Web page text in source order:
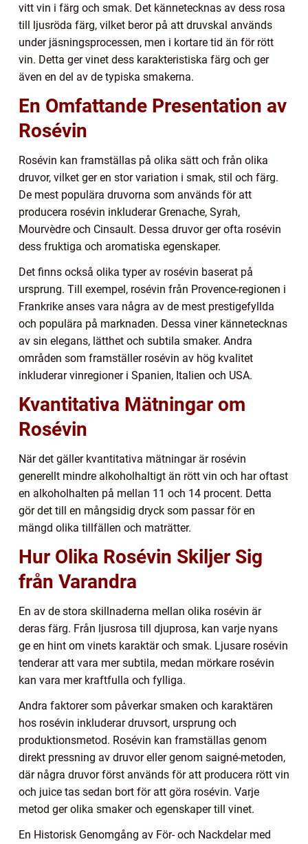
vitt vin i färg och smak. Det kännetecknas av dess rosa
till ljusröda färg, vilket beror på att druvskal används
under jäsningsprocessen, men i kortare tid än för rött
vin. Detta ger vinet dess karakteristiska färg och ger
även en del av de typiska smakerna.
En Omfattande Presentation av
Rosévin
Rosévin kan framställas på olika sätt och från olika
druvor, vilket ger en stor variation i smak, stil och färg.
De mest populära druvorna som används för att
producera rosévin inkluderar Grenache, Syrah,
Mourvèdre och Cinsault. Dessa druvor ger ofta rosévin
dess fruktiga och aromatiska egenskaper.
Det finns också olika typer av rosévin baserat på
ursprung. Till exempel, rosévin från Provence-regionen i
Frankrike anses vara några av de mest prestigefyllda
och populära på marknaden. Dessa viner kännetecknas
av sin elegans, lätthet och subtila smaker. Andra
områden som framställer rosévin av hög kvalitet
inkluderar vinregioner i Spanien, Italien och USA.
Kvantitativa Mätningar om
Rosévin
När det gäller kvantitativa mätningar är rosévin
generellt mindre alkoholhaltigt än rött vin och har oftast
en alkoholhalten på mellan 11 och 14 procent. Detta
gör det till en mångsidig dryck som passar för en
mängd olika tillfällen och maträtter.
Hur Olika Rosévin Skiljer Sig
från Varandra
En av de stora skillnaderna mellan olika rosévin är
deras färg. Från ljusrosa till djuprosa, kan varje nyans
ge en hint om vinets karaktär och smak. Ljusare rosévin
tenderar att vara mer subtila, medan mörkare rosévin
kan vara mer kraftfulla och fylliga.
Andra faktorer som påverkar smaken och karaktären
hos rosévin inkluderar druvsort, ursprung och
produktionsmetod. Rosévin kan framställas genom
direkt pressning av druvor eller genom saigné-metoden,
där några druvor först används för att producera rött vin
och juice tas sedan bort för att göra rosévin. Varje
metod ger olika smaker och egenskaper till vinet.
En Historisk Genomgång av För- och Nackdelar med